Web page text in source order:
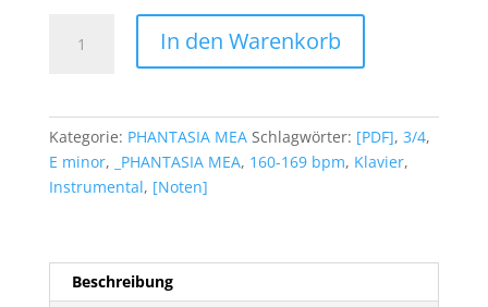
(PDF)
In den Warenkorb
Kategorie: PHANTASIA MEA Schlagwörter: [PDF], 3/4,
E minor, _PHANTASIA MEA, 160-169 bpm, Klavier,
Instrumental, [Noten]
Beschreibung